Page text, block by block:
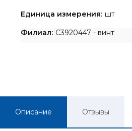
Единица измерения: шт
Филиал: C3920447 - винт
Описание Отзывы